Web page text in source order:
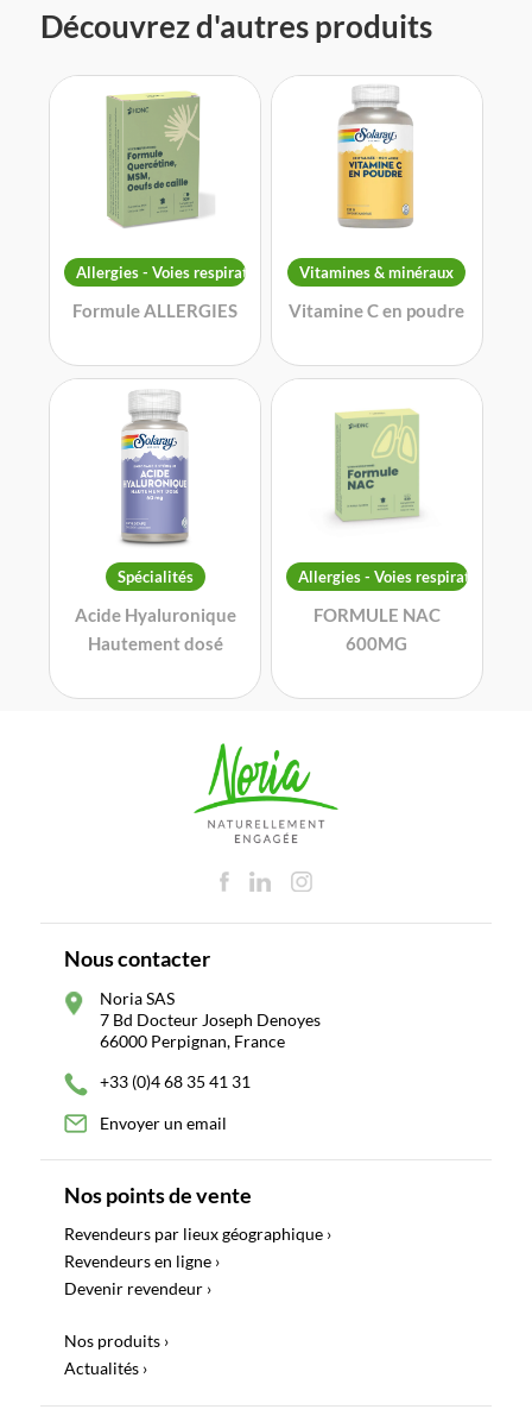
Découvrez d'autres produits
Allergies - Voies respiratoires
Formule ALLERGIES
Vitamines & minéraux
Vitamine C en poudre
Spécialités
Acide Hyaluronique
Hautement dosé
Allergies - Voies respiratoires
FORMULE NAC
600MG
Nous contacter
Noria SAS
7 Bd Docteur Joseph Denoyes
66000 Perpignan, France
+33 (0)4 68 35 41 31
Envoyer un email
Nos points de vente
Revendeurs par lieux géographique ›
Revendeurs en ligne ›
Devenir revendeur ›
Nos produits ›
Actualités ›